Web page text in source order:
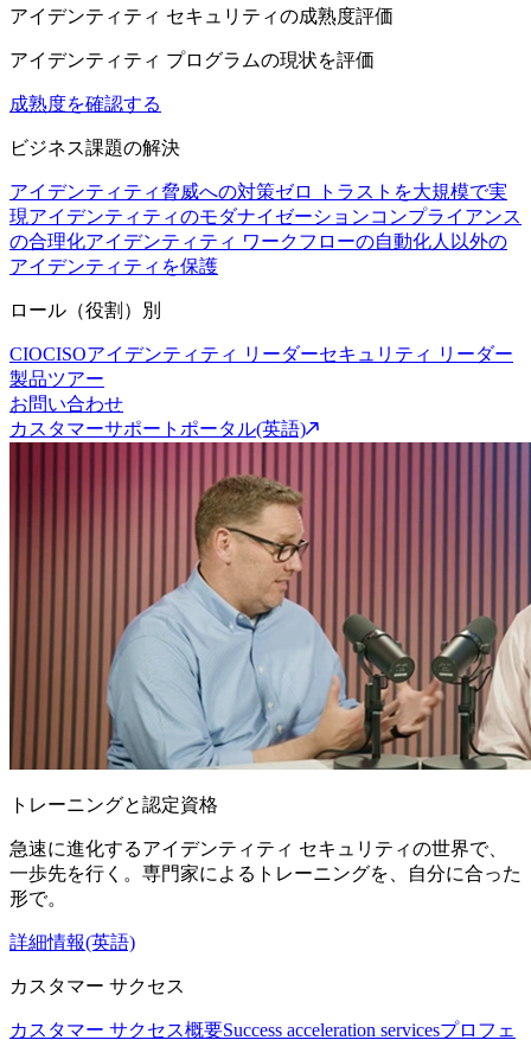
アイデンティティ セキュリティの成熟度評価
アイデンティティ プログラムの現状を評価
成熟度を確認する
ビジネス課題の解決
アイデンティティ脅威への対策ゼロ トラストを大規模で実
現アイデンティティのモダナイゼーションコンプライアンス
の合理化アイデンティティ ワークフローの自動化人以外の
アイデンティティを保護
ロール（役割）別
CIOCISOアイデンティティ リーダーセキュリティ リーダー
製品ツアー
お問い合わせ
カスタマーサポートポータル(英語)
トレーニングと認定資格
急速に進化するアイデンティティ セキュリティの世界で、
一歩先を行く。専門家によるトレーニングを、自分に合った
形で。
詳細情報(英語)
カスタマー サクセス
カスタマー サクセス概要Success acceleration servicesプロフェ